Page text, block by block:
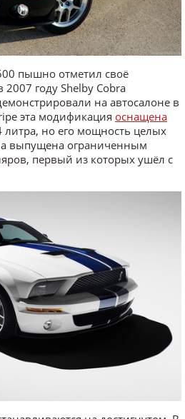
пышно отметил своё
2007 году Shelby Cobra
на автосалоне в
эта модификация оснащена
но его мощность целых
выпущена ограниченным
первый из которых ушёл с